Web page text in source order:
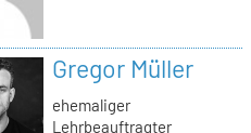
Gregor Müller
ehemaliger
Lehrbeauftragter